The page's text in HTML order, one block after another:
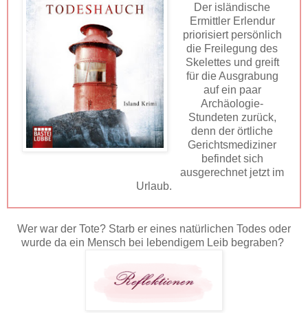
Der isländische
Ermittler Erlendur
priorisiert persönlich
die Freilegung des
Skelettes und greift
für die Ausgrabung
auf ein paar
Archäologie-
Stundeten zurück,
denn der örtliche
Gerichtsmediziner
befindet sich
ausgerechnet jetzt im
Urlaub.
Wer war der Tote? Starb er eines natürlichen Todes oder
wurde da ein Mensch bei lebendigem Leib begraben?